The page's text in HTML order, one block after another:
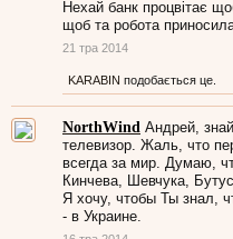
Нехай банк процвітає
щоб та робота
21 тра 2014
KARABIN подобається це.
NorthWind Андрей,
телевизор. Жаль, что
всегда за мир. Думаю,
Кинчева, Шевчука,
Я хочу, чтобы Ты знал,
- в Украине.